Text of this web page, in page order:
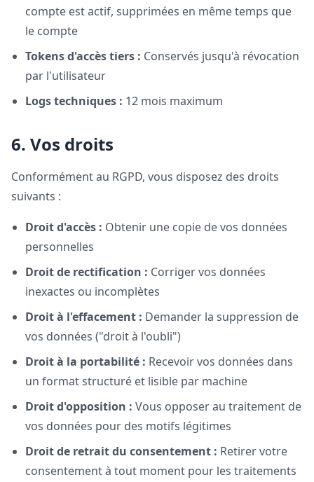
compte est actif, supprimées en même temps que
le compte
Tokens d'accès tiers : Conservés jusqu'à révocation
par l'utilisateur
Logs techniques : 12 mois maximum
6. Vos droits
Conformément au RGPD, vous disposez des droits
suivants :
Droit d'accès : Obtenir une copie de vos données
personnelles
Droit de rectification : Corriger vos données
inexactes ou incomplètes
Droit à l'effacement : Demander la suppression de
vos données ("droit à l'oubli")
Droit à la portabilité : Recevoir vos données dans
un format structuré et lisible par machine
Droit d'opposition : Vous opposer au traitement de
vos données pour des motifs légitimes
Droit de retrait du consentement : Retirer votre
consentement à tout moment pour les traitements